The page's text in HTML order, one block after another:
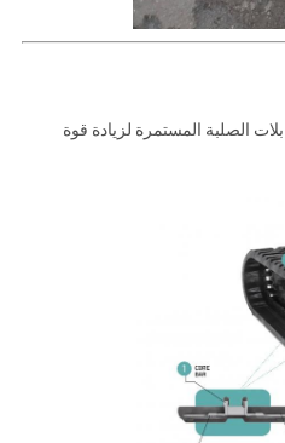
الصلبة المستمرة لزيادة قوة